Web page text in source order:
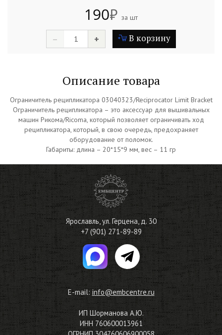
190₽ за шт
– + В корзину
Описание товара
Ограничитель реципликатора 03040323/Reciprocator Limit Bracket
Ограничитель реципликатора – это аксессуар для вышивальных
машин Рикома/Ricoma, который позволяет ограничивать ход
реципликатора, который, в свою очередь, предохраняет
оборудование от поломок.
Габариты: длина – 20*15*9 мм, вес – 11 гр
Ярославль,ул. Герцена, д. 30
+7 (901) 271-89-89
E-mail: info@embcentre.ru
ИП Шорманова А.Ю.
ИНН 760600013961